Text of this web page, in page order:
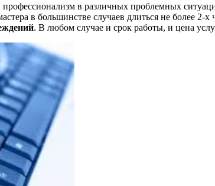
профессионализм в различных проблемных
в большинстве случаев длиться не более 2-
. В любом случае и срок работы, и цена